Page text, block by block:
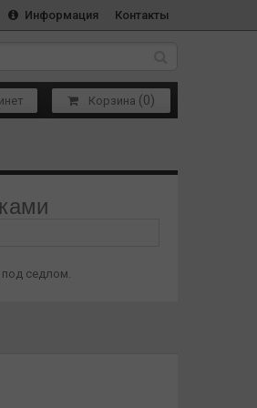
Информация Контакты
Корзина (0)
под седлом.